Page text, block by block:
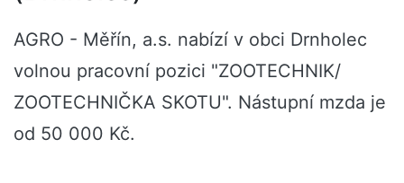
AGRO - Měřín, a.s. nabízí v obci Drnholec
volnou pracovní pozici "ZOOTECHNIK/
ZOOTECHNIČKA SKOTU". Nástupní mzda je
od 50 000 Kč.